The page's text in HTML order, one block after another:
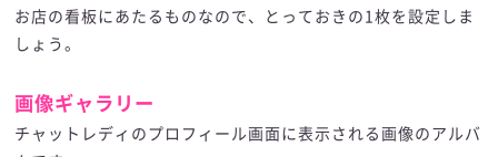
お店の看板にあたるものなので、とっておきの1枚を設定しま
しょう。
画像ギャラリー
チャットレディのプロフィール画面に表示される画像のアルバ